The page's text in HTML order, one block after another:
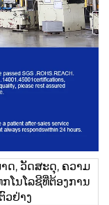
ດ, ວັດສະດຸ, ຄວາມ
ໂນໂລຊີທີ່ຕ້ອງການ
ວຢ່າງ